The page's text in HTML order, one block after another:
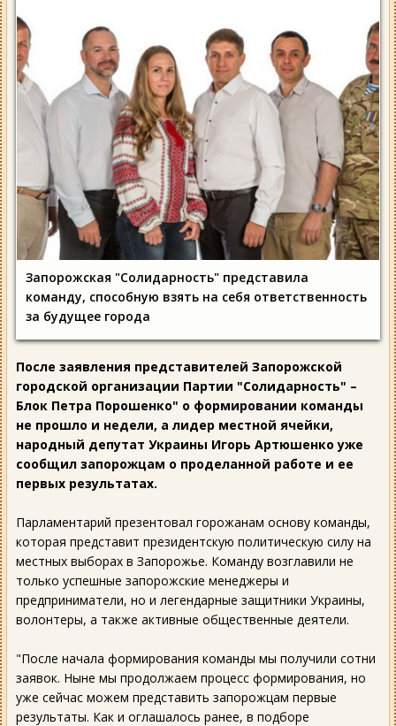
Запорожская "Солидарность" представила
команду, способную взять на себя ответственность
за будущее города
После заявления представителей Запорожской
городской организации Партии "Солидарность" –
Блок Петра Порошенко" о формировании команды
не прошло и недели, а лидер местной ячейки,
народный депутат Украины Игорь Артюшенко уже
сообщил запорожцам о проделанной работе и ее
первых результатах.
Парламентарий презентовал горожанам основу команды,
которая представит президентскую политическую силу на
местных выборах в Запорожье. Команду возглавили не
только успешные запорожские менеджеры и
предприниматели, но и легендарные защитники Украины,
волонтеры, а также активные общественные деятели.
"После начала формирования команды мы получили сотни
заявок. Ныне мы продолжаем процесс формирования, но
уже сейчас можем представить запорожцам первые
результаты. Как и оглашалось ранее, в подборе